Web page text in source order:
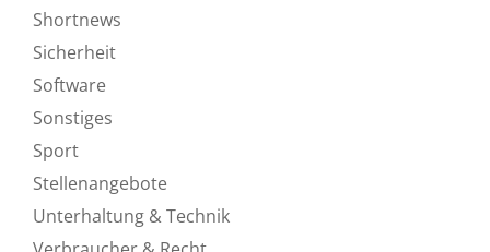
Shortnews
Sicherheit
Software
Sonstiges
Sport
Stellenangebote
Unterhaltung & Technik